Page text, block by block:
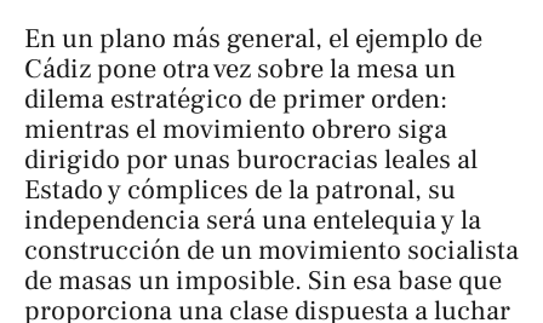
En un plano más general, el ejemplo de
Cádiz pone otra vez sobre la mesa un
dilema estratégico de primer orden:
mientras el movimiento obrero siga
dirigido por unas burocracias leales al
Estado y cómplices de la patronal, su
independencia será una entelequia y la
construcción de un movimiento socialista
de masas un imposible. Sin esa base que
proporciona una clase dispuesta a luchar